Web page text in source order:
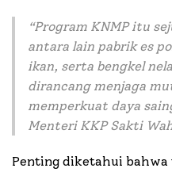
“Program KNMP itu
antara lain pabrik es
ikan, serta bengkel
dirancang menjaga
memperkuat daya
Menteri KKP Sakti
Penting diketahui